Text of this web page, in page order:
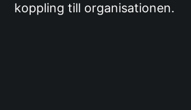
koppling till organisationen.